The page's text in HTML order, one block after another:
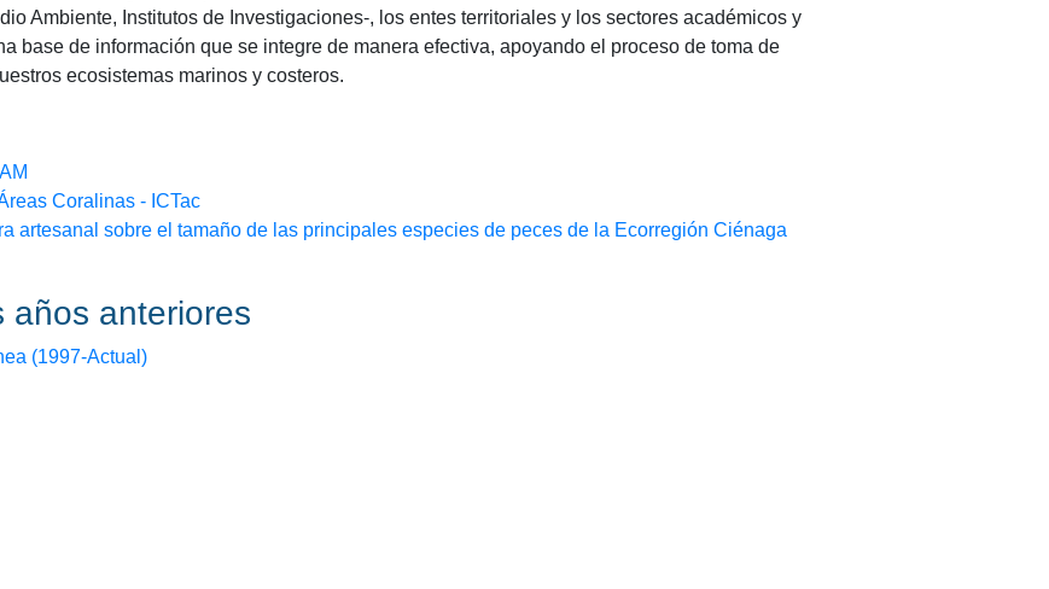
Ambiente, Institutos de Investigaciones-, los entes territoriales y los sectores académicos y
base de información que se integre de manera efectiva, apoyando el proceso de toma de
ecosistemas marinos y costeros.
Coralinas - ICTac
artesanal sobre el tamaño de las principales especies de peces de la Ecorregión Ciénaga
años anteriores
(1997-Actual)